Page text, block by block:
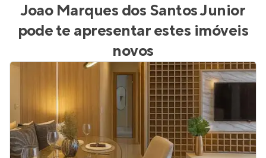
Joao Marques dos Santos Junior
pode te apresentar estes imóveis
novos